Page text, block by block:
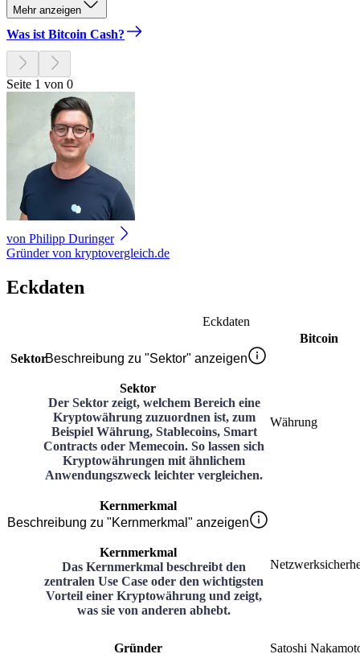
Mehr anzeigen
Was ist Bitcoin Cash?
Seite 1 von 0
von Philipp Duringer
Gründer von kryptovergleich.de
Eckdaten
Eckdaten
Bitcoin
SektorBeschreibung zu "Sektor" anzeigen
Sektor
Der Sektor zeigt, welchem Bereich eine
Kryptowährung zuzuordnen ist, zum
Beispiel Währung, Stablecoins, Smart
Contracts oder Memecoin. So lassen sich
Kryptowährungen mit ähnlichem
Anwendungszweck leichter vergleichen.
Währung
Kernmerkmal
Beschreibung zu "Kernmerkmal" anzeigen
Kernmerkmal
Das Kernmerkmal beschreibt den
zentralen Use Case oder den wichtigsten
Vorteil einer Kryptowährung und zeigt,
was sie von anderen abhebt.
Gründer Satoshi